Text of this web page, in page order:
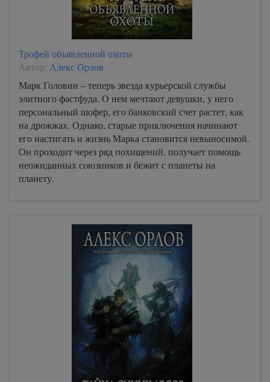
Трофей объявленной охоты
Автор: Алекс Орлов
Марк Головин – теперь звезда курьерской службы
элитного фастфуда. О нем мечтают девушки, у него
персональный шофер, его банковский счет растет, как
на дрожжах. Однако, старые приключения начинают
его настигать и жизнь Марка становится невыносимой.
Он проходит через ряд похищений, получает помощь
неожиданных союзников и бежит с планеты на
планету.